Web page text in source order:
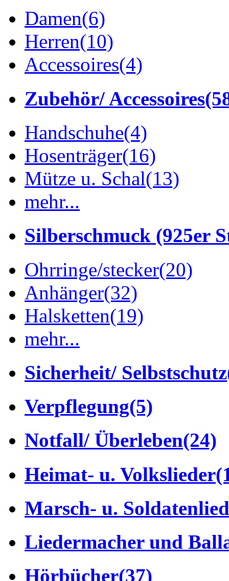
Damen(6)
Herren(10)
Accessoires(4)
Zubehör/ Accessoires
Handschuhe(4)
Hosenträger(16)
Mütze u. Schal(13)
mehr...
Silberschmuck (925er
Ohrringe/stecker(20)
Anhänger(32)
Halsketten(19)
mehr...
Sicherheit/ Selbstschutz
Verpflegung(5)
Notfall/ Überleben(24)
Heimat- u. Volkslieder
Marsch- u.
Liedermacher und
Hörbücher(37)